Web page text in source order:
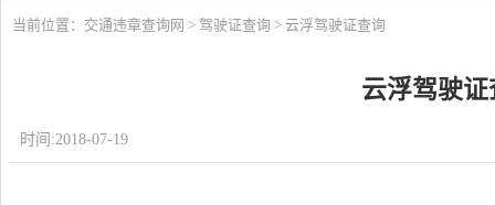
当前位置： 交通违章查询网 > 驾驶证查询 > 云浮驾驶证查询
云浮驾驶证
时间:2018-07-19